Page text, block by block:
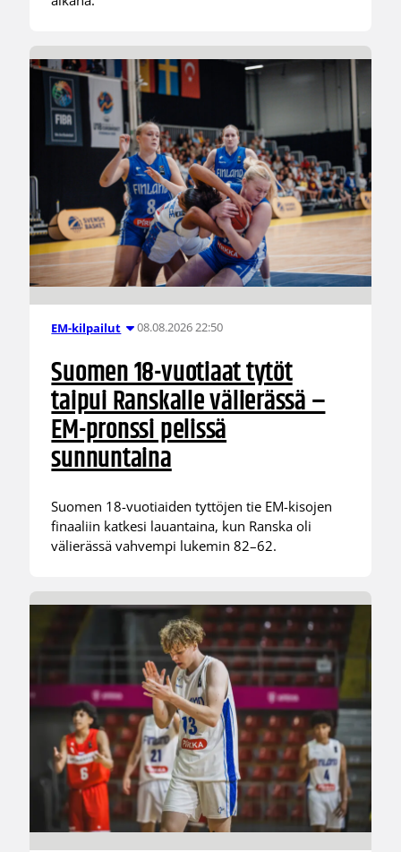
EM-kilpailut 08.08.2026 22:50
Suomen 18-vuotiaat tytöt
taipui Ranskalle välierässä –
EM-pronssi pelissä
sunnuntaina
Suomen 18-vuotiaiden tyttöjen tie EM-kisojen
finaaliin katkesi lauantaina, kun Ranska oli
välierässä vahvempi lukemin 82–62.